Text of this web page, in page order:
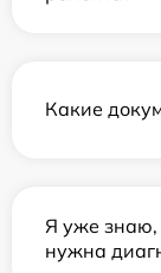
Какие
Я уже знаю,
нужна